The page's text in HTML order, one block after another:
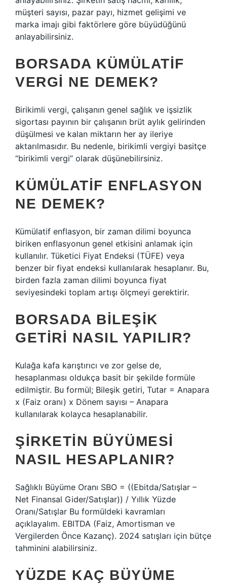
müşteri sayısı, pazar payı, hizmet gelişimi ve
marka imajı gibi faktörlere göre büyüdüğünü
anlayabilirsiniz.
BORSADA KÜMÜLATIF
VERGI NE DEMEK?
Birikimli vergi, çalışanın genel sağlık ve işsizlik
sigortası payının bir çalışanın brüt aylık gelirinden
düşülmesi ve kalan miktarın her ay ileriye
aktarılmasıdır. Bu nedenle, birikimli vergiyi basitçe
“birikimli vergi” olarak düşünebilirsiniz.
KÜMÜLATIF ENFLASYON
NE DEMEK?
Kümülatif enflasyon, bir zaman dilimi boyunca
biriken enflasyonun genel etkisini anlamak için
kullanılır. Tüketici Fiyat Endeksi (TÜFE) veya
benzer bir fiyat endeksi kullanılarak hesaplanır. Bu,
birden fazla zaman dilimi boyunca fiyat
seviyesindeki toplam artışı ölçmeyi gerektirir.
BORSADA BILEŞIK
GETIRI NASIL YAPILIR?
Kulağa kafa karıştırıcı ve zor gelse de,
hesaplanması oldukça basit bir şekilde formüle
edilmiştir. Bu formül; Bileşik getiri, Tutar = Anapara
x (Faiz oranı) x Dönem sayısı – Anapara
kullanılarak kolayca hesaplanabilir.
ŞIRKETIN BÜYÜMESI
NASIL HESAPLANIR?
Sağlıklı Büyüme Oranı SBO = ((Ebitda/Satışlar –
Net Finansal Gider/Satışlar)) / Yıllık Yüzde
Oranı/Satışlar Bu formüldeki kavramları
açıklayalım. EBITDA (Faiz, Amortisman ve
Vergilerden Önce Kazanç). 2024 satışları için bütçe
tahminini alabilirsiniz.
YÜZDE KAÇ BÜYÜME